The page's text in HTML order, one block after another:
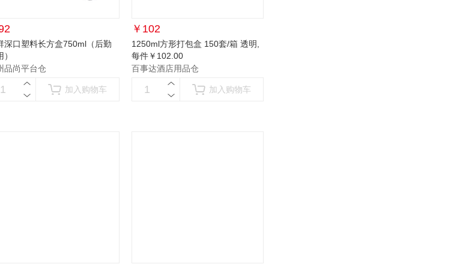
深口塑料长方盒750ml（后勤
品尚平台仓
加入购物车
￥ 102
1250ml方形打包盒 150套/箱 透明
每件￥102.00
百事达酒店用品仓
加入购物车